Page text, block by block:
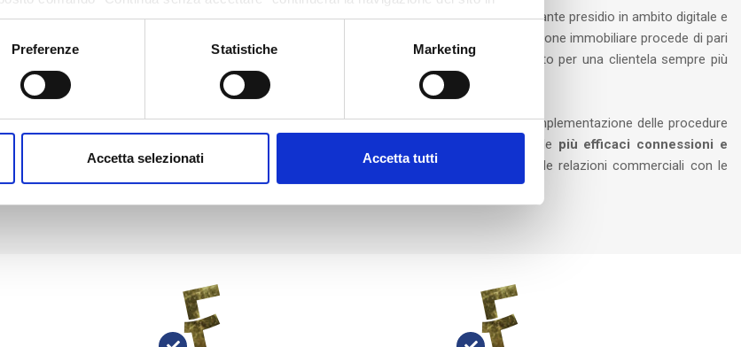
diversi da quelli tecnici.
Preferenze Statistiche Marketing
Accetta selezionati Accetta tutti
il nostro modello di business si proietta verso il futuro e si completa con un importante presidio in ambito digitale e
focus nello sviluppo delle nuove tecnologie a supporto della clientela. La nostra forte vocazione immobiliare procede di pari
con la propensione all’innovazione ed alla volontà di integrare servizi ad alto valore aggiunto per una clientela sempre più
affermaAlessandro Pollero, Presidente di FCGROUP HOLDING Spa.
dell’operazione è avvenuto qualche giorno fa e sta iniziando la fase di integrazione ed implementazione delle procedure
definire le migliori strategie operative, di marketing e comunicazione oltre ad individuare le più efficaci connessioni e
con le reti fisiche del Gruppo
al fine di incrementare le performance e la qualità delle relazioni commerciali con le
partner ed i clienti.